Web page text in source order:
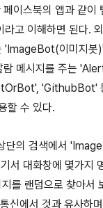
이스북의 앱과 같이
고 이해하면 된다.
'ImageBot(이미지봇
메시지를 주는
'GithubBot'
할 수 있다.
단의 검색에서
서 대화창에 몇가지
를 랜덤으로 찾아서
신에서 것과 유사하